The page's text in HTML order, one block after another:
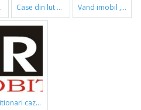
case din lut si paie vand imobil ,790m,piata gorjului,pret negociabil
cazi de baie